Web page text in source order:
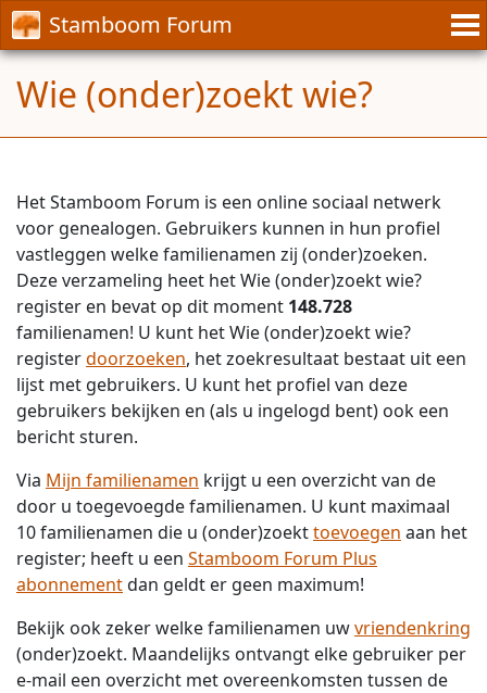
Stamboom Forum
Wie (onder)zoekt wie?
Het Stamboom Forum is een online sociaal netwerk
voor genealogen. Gebruikers kunnen in hun profiel
vastleggen welke familienamen zij (onder)zoeken.
Deze verzameling heet het Wie (onder)zoekt wie?
register en bevat op dit moment 148.728
familienamen! U kunt het Wie (onder)zoekt wie?
registerdoorzoeken, het zoekresultaat bestaat uit een
lijst met gebruikers. U kunt het profiel van deze
gebruikers bekijken en (als u ingelogd bent) ook een
bericht sturen.
Via Mijn familienamen krijgt u een overzicht van de
door u toegevoegde familienamen. U kunt maximaal
10 familienamen die u (onder)zoekttoevoegen aan het
register; heeft u een Stamboom Forum Plus
abonnementdan geldt er geen maximum!
Bekijk ook zeker welke familienamen uwvriendenkring
(onder)zoekt. Maandelijks ontvangt elke gebruiker per
e-mail een overzicht met overeenkomsten tussen de